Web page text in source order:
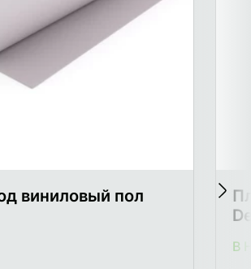
виниловый пол
В